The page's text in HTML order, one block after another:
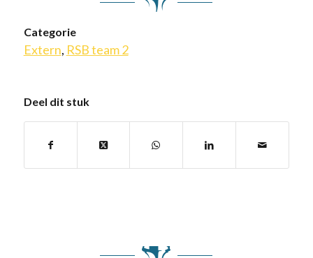
Categorie
Extern, RSB team 2
Deel dit stuk